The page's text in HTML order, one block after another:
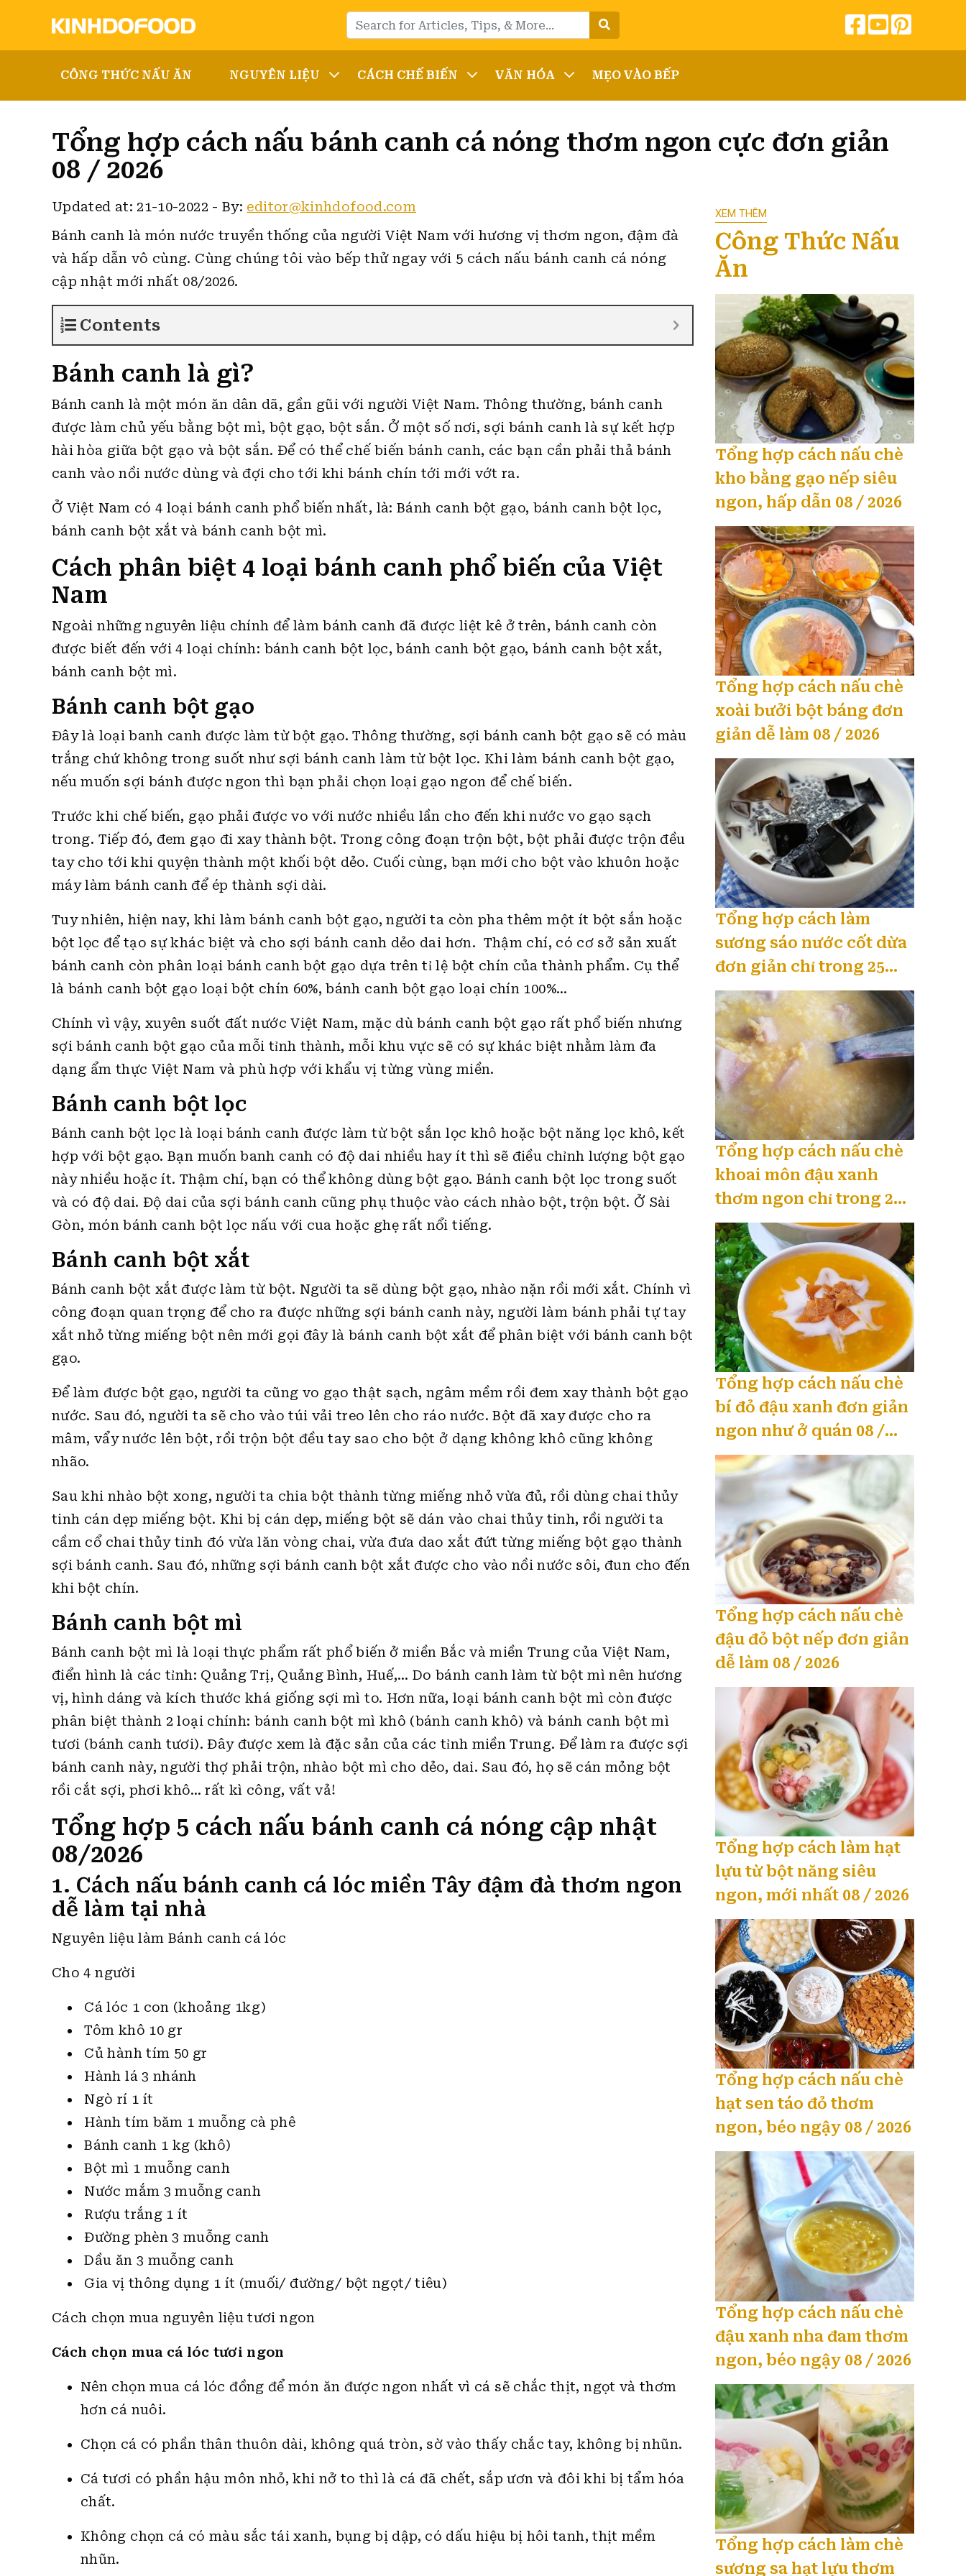
CÔNG THỨC NẤU ĂN NGUYÊN LIỆU CÁCH CHẾ BIẾN VĂN HÓA MẸO VÀO BẾP
Tổng hợp cách nấu bánh canh cá nóng thơm ngon cực đơn giản
08 / 2026
Updated at: 21-10-2022 -By: editor@kinhdofood.com
Bánh canh là món nước truyền thống của người Việt Nam với hương vị thơm ngon, đậm đà
và hấp dẫn vô cùng. Cùng chúng tôi vào bếp thử ngay với 5 cách nấu bánh canh cá nóng
cập nhật mới nhất 08/2026.
Contents
Bánh canh là gì?
Bánh canh là một món ăn dân dã, gần gũi với người Việt Nam. Thông thường, bánh canh
được làm chủ yếu bằng bột mì, bột gạo, bột sắn. Ở một số nơi, sợi bánh canh là sự kết hợp
hài hòa giữa bột gạo và bột sắn. Để có thể chế biến bánh canh, các bạn cần phải thả bánh
canh vào nồi nước dùng và đợi cho tới khi bánh chín tới mới vớt ra.
Ở Việt Nam có 4 loại bánh canh phổ biến nhất, là: Bánh canh bột gạo, bánh canh bột lọc,
bánh canh bột xắt và bánh canh bột mì.
Cách phân biệt 4 loại bánh canh phổ biến của Việt
Nam
Ngoài những nguyên liệu chính để làm bánh canh đã được liệt kê ở trên, bánh canh còn
được biết đến với 4 loại chính: bánh canh bột lọc, bánh canh bột gạo, bánh canh bột xắt,
bánh canh bột mì.
Bánh canh bột gạo
Đây là loại banh canh được làm từ bột gạo. Thông thường, sợi bánh canh bột gạo sẽ có màu
trắng chứ không trong suốt như sợi bánh canh làm từ bột lọc. Khi làm bánh canh bột gạo,
nếu muốn sợi bánh được ngon thì bạn phải chọn loại gạo ngon để chế biến.
Trước khi chế biến, gạo phải được vo với nước nhiều lần cho đến khi nước vo gạo sạch
trong. Tiếp đó, đem gạo đi xay thành bột. Trong công đoạn trộn bột, bột phải được trộn đều
tay cho tới khi quyện thành một khối bột dẻo. Cuối cùng, bạn mới cho bột vào khuôn hoặc
máy làm bánh canh để ép thành sợi dài.
Tuy nhiên, hiện nay, khi làm bánh canh bột gạo, người ta còn pha thêm một ít bột sắn hoặc
bột lọc để tạo sự khác biệt và cho sợi bánh canh dẻo dai hơn. Thậm chí, có cơ sở sản xuất
bánh canh còn phân loại bánh canh bột gạo dựa trên tỉ lệ bột chín của thành phẩm. Cụ thể
là bánh canh bột gạo loại bột chín 60%, bánh canh bột gạo loại chín 100%…
Chính vì vậy, xuyên suốt đất nước Việt Nam, mặc dù bánh canh bột gạo rất phổ biến nhưng
sợi bánh canh bột gạo của mỗi tỉnh thành, mỗi khu vực sẽ có sự khác biệt nhằm làm đa
dạng ẩm thực Việt Nam và phù hợp với khẩu vị từng vùng miền.
Bánh canh bột lọc
Bánh canh bột lọc là loại bánh canh được làm từ bột sắn lọc khô hoặc bột năng lọc khô, kết
hợp với bột gạo. Bạn muốn banh canh có độ dai nhiều hay ít thì sẽ điều chỉnh lượng bột gạo
này nhiều hoặc ít. Thậm chí, bạn có thể không dùng bột gạo. Bánh canh bột lọc trong suốt
và có độ dai. Độ dai của sợi bánh canh cũng phụ thuộc vào cách nhào bột, trộn bột. Ở Sài
Gòn, món bánh canh bột lọc nấu với cua hoặc ghẹ rất nổi tiếng.
Bánh canh bột xắt
Bánh canh bột xắt được làm từ bột. Người ta sẽ dùng bột gạo, nhào nặn rồi mới xắt. Chính vì
công đoạn quan trọng để cho ra được những sợi bánh canh này, người làm bánh phải tự tay
xắt nhỏ từng miếng bột nên mới gọi đây là bánh canh bột xắt để phân biệt với bánh canh bột
gạo.
Để làm được bột gạo, người ta cũng vo gạo thật sạch, ngâm mềm rồi đem xay thành bột gạo
nước. Sau đó, người ta sẽ cho vào túi vải treo lên cho ráo nước. Bột đã xay được cho ra
mâm, vẩy nước lên bột, rồi trộn bột đều tay sao cho bột ở dạng không khô cũng không
nhão.
Sau khi nhào bột xong, người ta chia bột thành từng miếng nhỏ vừa đủ, rồi dùng chai thủy
tinh cán dẹp miếng bột. Khi bị cán dẹp, miếng bột sẽ dán vào chai thủy tinh, rồi người ta
cầm cổ chai thủy tinh đó vừa lăn vòng chai, vừa đưa dao xắt đứt từng miếng bột gạo thành
sợi bánh canh. Sau đó, những sợi bánh canh bột xắt được cho vào nồi nước sôi, đun cho đến
khi bột chín.
Bánh canh bột mì
Bánh canh bột mì là loại thực phẩm rất phổ biến ở miền Bắc và miền Trung của Việt Nam,
điển hình là các tỉnh: Quảng Trị, Quảng Bình, Huế,… Do bánh canh làm từ bột mì nên hương
vị, hình dáng và kích thước khá giống sợi mì to. Hơn nữa, loại bánh canh bột mì còn được
phân biệt thành 2 loại chính: bánh canh bột mì khô (bánh canh khô) và bánh canh bột mì
tươi (bánh canh tươi). Đây được xem là đặc sản của các tỉnh miền Trung. Để làm ra được sợi
bánh canh này, người thợ phải trộn, nhào bột mì cho dẻo, dai. Sau đó, họ sẽ cán mỏng bột
rồi cắt sợi, phơi khô… rất kì công, vất vả!
Tổng hợp 5 cách nấu bánh canh cá nóng cập nhật
08/2026
1. Cách nấu bánh canh cá lóc miền Tây đậm đà thơm ngon
dễ làm tại nhà
Nguyên liệu làm Bánh canh cá lóc
Cho 4 người
Cá lóc 1 con (khoảng 1kg)
Tôm khô 10 gr
Củ hành tím 50 gr
Hành lá 3 nhánh
Ngò rí 1 ít
Hành tím băm 1 muỗng cà phê
Bánh canh 1 kg (khô)
Bột mì 1 muỗng canh
Nước mắm 3 muỗng canh
Rượu trắng 1 ít
Đường phèn 3 muỗng canh
Dầu ăn 3 muỗng canh
Gia vị thông dụng 1 ít (muối/ đường/ bột ngọt/ tiêu)
Cách chọn mua nguyên liệu tươi ngon
Cách chọn mua cá lóc tươi ngon
Nên chọn mua cá lóc đồng để món ăn được ngon nhất vì cá sẽ chắc thịt, ngọt và thơm
hơn cá nuôi.
Chọn cá có phần thân thuôn dài, không quá tròn, sờ vào thấy chắc tay, không bị nhũn.
Cá tươi có phần hậu môn nhỏ, khi nở to thì là cá đã chết, sắp ươn và đôi khi bị tẩm hóa
chất.
Không chọn cá có màu sắc tái xanh, bụng bị dập, có dấu hiệu bị hôi tanh, thịt mềm
nhũn.
XEM THÊM
Công Thức Nấu
Ăn
Tổng hợp cách nấu chè
kho bằng gạo nếp siêu
ngon, hấp dẫn 08 / 2026
Tổng hợp cách nấu chè
xoài bưởi bột báng đơn
giản dễ làm 08 / 2026
Tổng hợp cách làm
sương sáo nước cốt dừa
đơn giản chỉ trong 25
phút 08 / 2026
Tổng hợp cách nấu chè
khoai môn đậu xanh
thơm ngon chỉ trong 20
phút 08 / 2026
Tổng hợp cách nấu chè
bí đỏ đậu xanh đơn giản
ngon như ở quán 08 /
2026
Tổng hợp cách nấu chè
đậu đỏ bột nếp đơn giản
dễ làm 08 / 2026
Tổng hợp cách làm hạt
lựu từ bột năng siêu
ngon, mới nhất 08 / 2026
Tổng hợp cách nấu chè
hạt sen táo đỏ thơm
ngon, béo ngậy 08 / 2026
Tổng hợp cách nấu chè
đậu xanh nha đam thơm
ngon, béo ngậy 08 / 2026
Tổng hợp cách làm chè
sương sa hạt lựu thơm